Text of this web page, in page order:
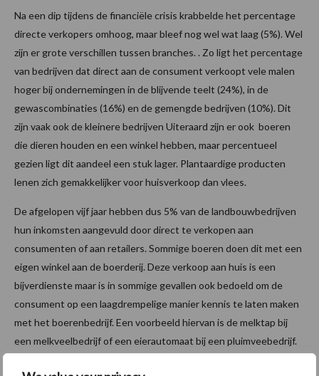
Na een dip tijdens de financiële crisis krabbelde het percentage
directe verkopers omhoog, maar bleef nog wel wat laag (5%). Wel
zijn er grote verschillen tussen branches. . Zo ligt het percentage
van bedrijven dat direct aan de consument verkoopt vele malen
hoger bij ondernemingen in de blijvende teelt (24%), in de
gewascombinaties (16%) en de gemengde bedrijven (10%). Dit
zijn vaak ook de kleinere bedrijven Uiteraard zijn er ook boeren
die dieren houden en een winkel hebben, maar percentueel
gezien ligt dit aandeel een stuk lager. Plantaardige producten
lenen zich gemakkelijker voor huisverkoop dan vlees.
De afgelopen vijf jaar hebben dus 5% van de landbouwbedrijven
hun inkomsten aangevuld door direct te verkopen aan
consumenten of aan retailers. Sommige boeren doen dit met een
eigen winkel aan de boerderij. Deze verkoop aan huis is een
bijverdienste maar is in sommige gevallen ook bedoeld om de
consument op een laagdrempelige manier kennis te laten maken
met het boerenbedrijf. Een voorbeeld hiervan is de melktap bij
een melkveelbedrijf of een eierautomaat bij een pluimveebedrijf.
Maar er zijn ook grote partijen die de directe verkoop